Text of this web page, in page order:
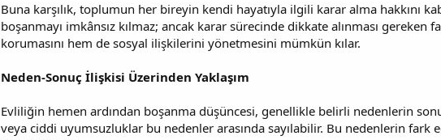
Buna karşılık, toplumun her bireyin kendi hayatıyla ilgili karar alma hakkını
boşanmayı imkânsız kılmaz; ancak karar sürecinde dikkate alınması gereken
korumasını hem de sosyal ilişkilerini yönetmesini mümkün kılar.
Neden-Sonuç İlişkisi Üzerinden Yaklaşım
Evliliğin hemen ardından boşanma düşüncesi, genellikle belirli nedenlerin
veya ciddi uyumsuzluklar bu nedenler arasında sayılabilir. Bu nedenlerin fark